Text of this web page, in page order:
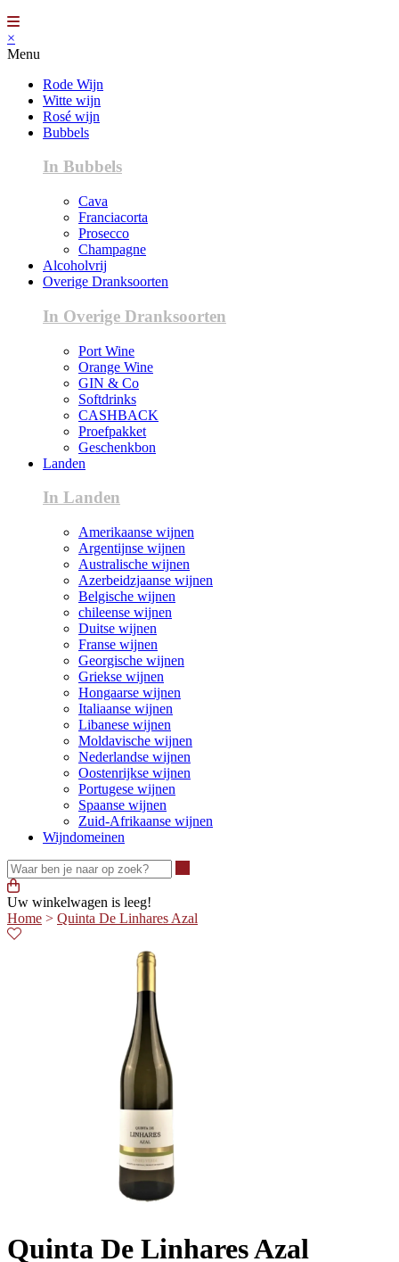
×
Menu
Rode Wijn
Witte wijn
Rosé wijn
Bubbels
In Bubbels
Cava
Franciacorta
Prosecco
Champagne
Alcoholvrij
Overige Dranksoorten
In Overige Dranksoorten
Port Wine
Orange Wine
GIN & Co
Softdrinks
CASHBACK
Proefpakket
Geschenkbon
Landen
In Landen
Amerikaanse wijnen
Argentijnse wijnen
Australische wijnen
Azerbeidzjaanse wijnen
Belgische wijnen
chileense wijnen
Duitse wijnen
Franse wijnen
Georgische wijnen
Griekse wijnen
Hongaarse wijnen
Italiaanse wijnen
Libanese wijnen
Moldavische wijnen
Nederlandse wijnen
Oostenrijkse wijnen
Portugese wijnen
Spaanse wijnen
Zuid-Afrikaanse wijnen
Wijndomeinen
Uw winkelwagen is leeg!
Home > Quinta De Linhares Azal
Quinta De Linhares Azal